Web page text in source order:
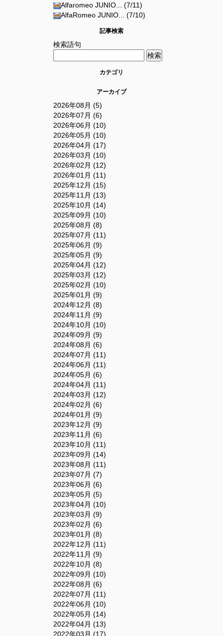
Alfaromeo JUNIO... (7/11)
AlfaRomeo JUNIO... (7/10)
記事検索
検索語句
カテゴリ
アーカイブ
2026年08月 (5)
2026年07月 (6)
2026年06月 (10)
2026年05月 (10)
2026年04月 (17)
2026年03月 (10)
2026年02月 (12)
2026年01月 (11)
2025年12月 (15)
2025年11月 (13)
2025年10月 (14)
2025年09月 (10)
2025年08月 (8)
2025年07月 (11)
2025年06月 (9)
2025年05月 (9)
2025年04月 (12)
2025年03月 (12)
2025年02月 (10)
2025年01月 (9)
2024年12月 (8)
2024年11月 (9)
2024年10月 (10)
2024年09月 (9)
2024年08月 (6)
2024年07月 (11)
2024年06月 (11)
2024年05月 (6)
2024年04月 (11)
2024年03月 (12)
2024年02月 (6)
2024年01月 (9)
2023年12月 (9)
2023年11月 (6)
2023年10月 (11)
2023年09月 (14)
2023年08月 (11)
2023年07月 (7)
2023年06月 (6)
2023年05月 (5)
2023年04月 (10)
2023年03月 (9)
2023年02月 (6)
2023年01月 (8)
2022年12月 (11)
2022年11月 (9)
2022年10月 (8)
2022年09月 (10)
2022年08月 (6)
2022年07月 (11)
2022年06月 (10)
2022年05月 (14)
2022年04月 (13)
2022年03月 (17)